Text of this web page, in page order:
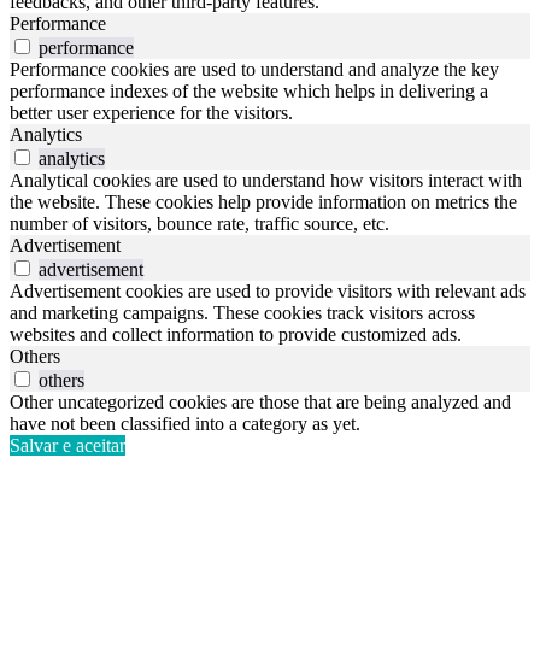
Performance
performance
Performance cookies are used to understand and analyze the key
performance indexes of the website which helps in delivering a
better user experience for the visitors.
Analytics
analytics
Analytical cookies are used to understand how visitors interact with
the website. These cookies help provide information on metrics the
number of visitors, bounce rate, traffic source, etc.
Advertisement
advertisement
Advertisement cookies are used to provide visitors with relevant ads
and marketing campaigns. These cookies track visitors across
websites and collect information to provide customized ads.
Others
others
Other uncategorized cookies are those that are being analyzed and
have not been classified into a category as yet.
Salvar e aceitar